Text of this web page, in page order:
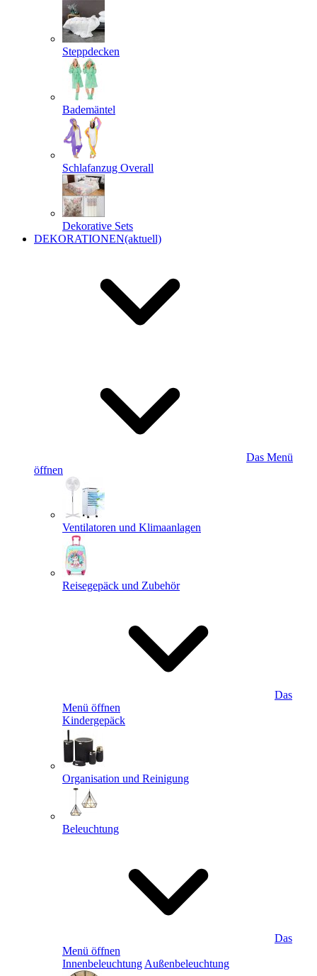
Steppdecken
Bademäntel
Schlafanzug Overall
Dekorative Sets
DEKORATIONEN(aktuell)
Das Menü
öffnen
Ventilatoren und Klimaanlagen
Reisegepäck und Zubehör
Das
Menü öffnen
Kindergepäck
Organisation und Reinigung
Beleuchtung
Das
Menü öffnen
Innenbeleuchtung Außenbeleuchtung